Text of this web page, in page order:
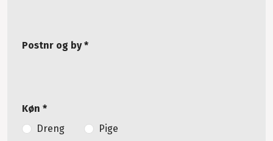
Postnr og by *
Køn *
Dreng
Pige